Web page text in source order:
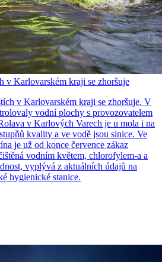
v Karlovarském kraji se zhoršuje
v Karlovarském kraji se zhoršuje. V
vodní plochy s provozovatelem
v Karlových Varech je u mola i na
kvality a ve vodě jsou sinice. Ve
je už od konce července zákaz
vodním květem, chlorofylem-a a
vyplývá z aktuálních údajů na
hygienické stanice.